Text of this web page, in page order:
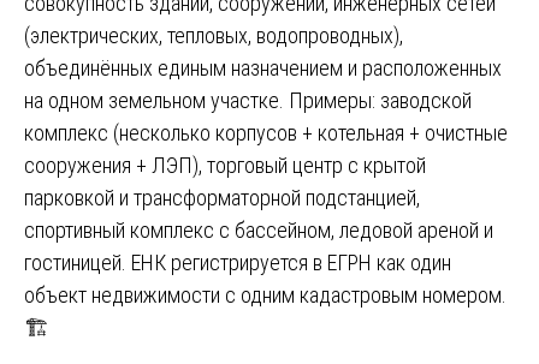
(электрических, тепловых, водопроводных),
объединённых единым назначением и расположенных
на одном земельном участке. Примеры: заводской
комплекс (несколько корпусов + котельная + очистные
сооружения + ЛЭП), торговый центр с крытой
парковкой и трансформаторной подстанцией,
спортивный комплекс с бассейном, ледовой ареной и
гостиницей. ЕНК регистрируется в ЕГРН как один
объект недвижимости с одним кадастровым номером.
🏗️